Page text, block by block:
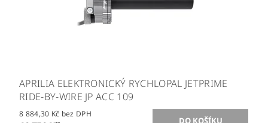
APRILIA ELEKTRONICKÝ RYCHLOPAL JETPRIME
RIDE-BY-WIRE JP ACC 109
8 884,30 Kč bez DPH